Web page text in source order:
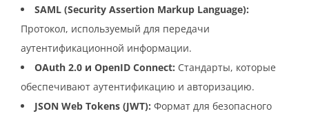
SAML (Security Assertion Markup Language):
Протокол, используемый для передачи
аутентификационной информации.
OAuth 2.0 и OpenID Connect: Стандарты, которые
обеспечивают аутентификацию и авторизацию.
JSON Web Tokens (JWT): Формат для безопасного